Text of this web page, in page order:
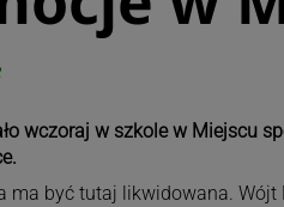
wczoraj w szkole w Miejscu
ma być tutaj likwidowana. Wójt